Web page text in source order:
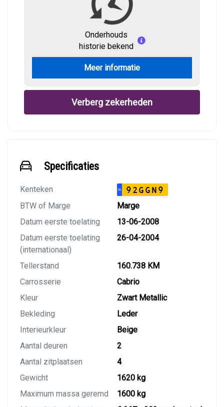
Onderhouds
historie bekend
Meer informatie
Verberg zekerheden
Specificaties
Kenteken NL 92GGN9
BTW of Marge
Marge
Datum eerste toelating
13-06-2008
Datum eerste toelating
(internationaal)
26-04-2004
Tellerstand
160.738 KM
Carrosserie
Cabrio
Kleur
Zwart Metallic
Bekleding
Leder
Interieurkleur
Beige
Aantal deuren
2
Aantal zitplaatsen
4
Gewicht
1620 kg
Maximum massa geremd
1600 kg